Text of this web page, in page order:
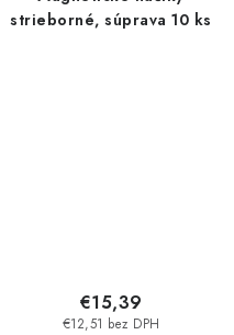
strieborné, súprava 10 ks
€12,51 bez DPH
€15,39